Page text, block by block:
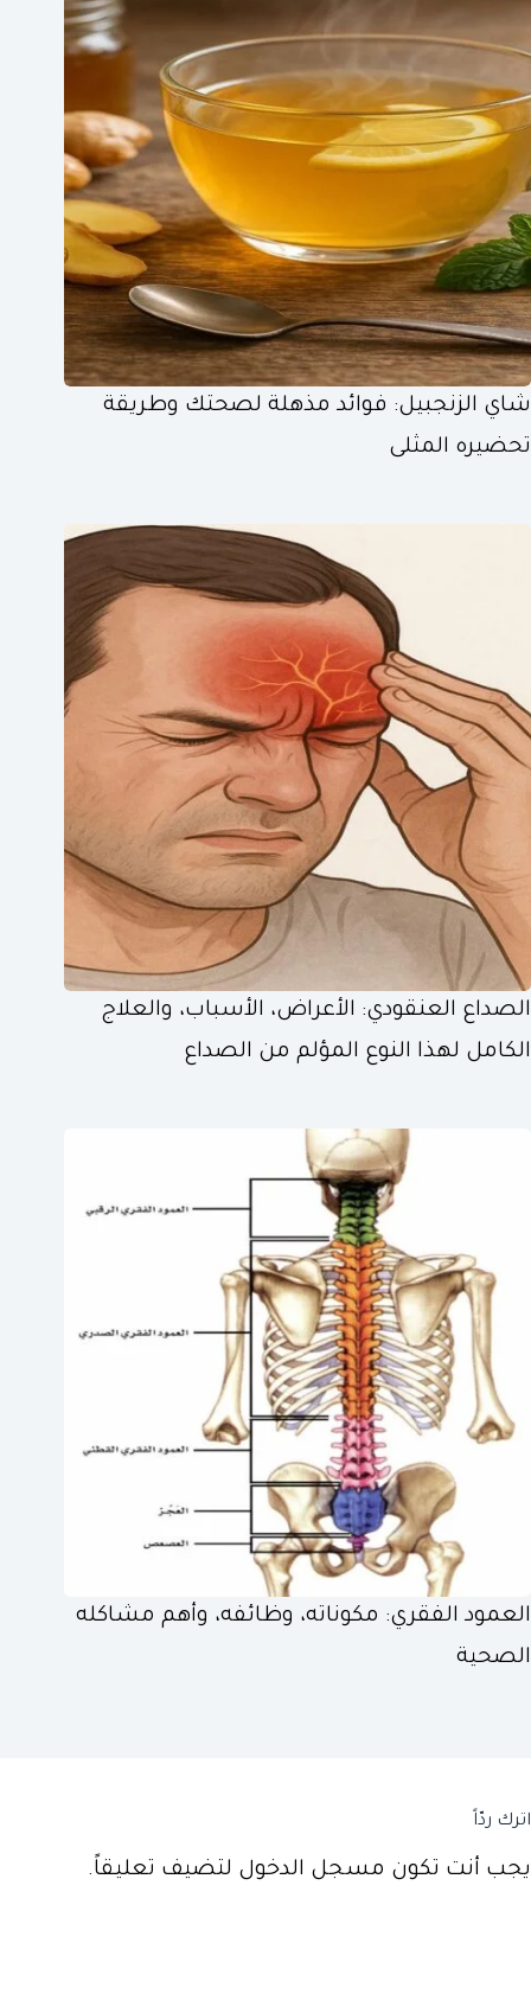
شاي الزنجبيل: فوائد مذهلة لصحتك وطريقة
تحضيره المثلى
الصداع العنقودي: الأعراض، الأسباب، والعلاج
الكامل لهذا النوع المؤلم من الصداع
العمود الفقري: مكوناته، وظائفه، وأهم مشاكله
الصحية
اترك ردّاً
يجب أنت تكون مسجل الدخول لتضيف تعليقاً.